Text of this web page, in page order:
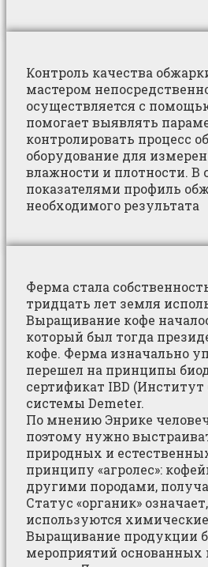
Контроль качества
мастером
осуществляется с
помогает выявлять
контролировать процесс
оборудование для
влажности и плотности.
показателями профиль
необходимого результата
Ферма стала
тридцать лет земля
Выращивание кофе
который был тогда
кофе. Ферма изначально
перешел на принципы
сертификат IBD
системы Demeter.
По мнению Энрике
поэтому нужно
природных и
принципу «агролес»:
другими породами,
Статус «органик»
используются
Выращивание продукции
мероприятий основанных